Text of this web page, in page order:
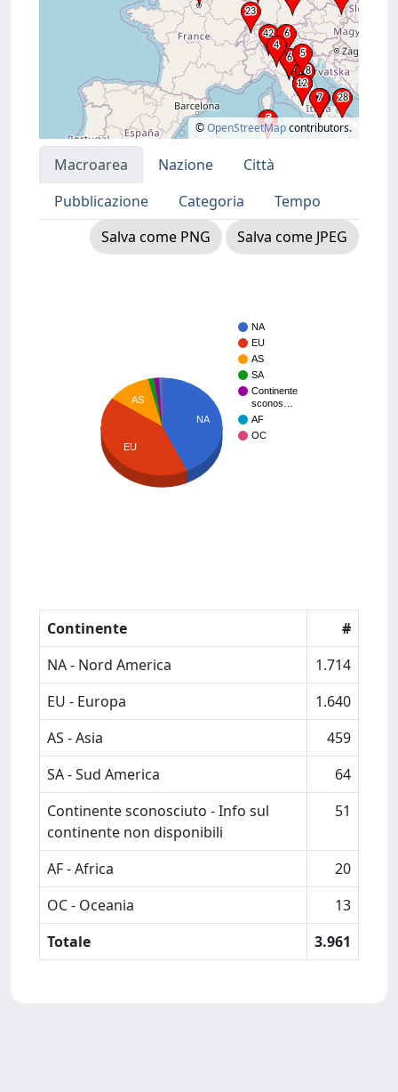
©OpenStreetMapcontributors.
Macroarea Nazione
Città
Pubblicazione
Categoria
Tempo
Salva come PNG
Salva come JPEG
NA
EU
AS
SA
Continente
sconos…
AF
OC
NA
AS
EU
Continente
#
NA - Nord America
1.714
EU - Europa
1.640
AS - Asia
459
SA - Sud America
64
Continente sconosciuto - Info sul
continente non disponibili
51
AF - Africa
20
OC - Oceania
13
Totale
3.961